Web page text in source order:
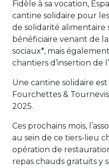
Fidèle à sa vocation,
cantine solidaire pour
de solidarité alimentaire
bénéficiaire venant de
sociaux*, mais
chantiers d’insertion de
Une cantine solidaire
Fourchettes &
2025.
Ces prochains mois,
au sein de ce tiers-lieu
opération de
repas chauds gratuits y